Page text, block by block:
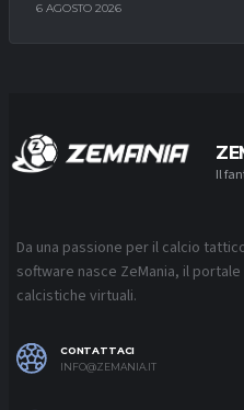
6 AGOSTO 2026
Il
Da una passione per il calcio
software nasce ZeMania, il
calcistiche virtuali.
CONTATTACI
INFO@ZEMANIA.IT